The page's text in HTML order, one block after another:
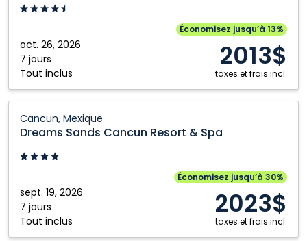
oct. 26, 2026
7 jours
Tout inclus
Économisez jusqu’à 13%
2013$
taxes et frais incl.
Cancun,
Cancun, Mexique
Dreams Sands Cancun Resort & Spa
sept. 19, 2026
7 jours
Tout inclus
Économisez jusqu’à 30%
2023$
taxes et frais incl.
Sands
Cancun
Resort
Spa:
Cancun,
Mexique